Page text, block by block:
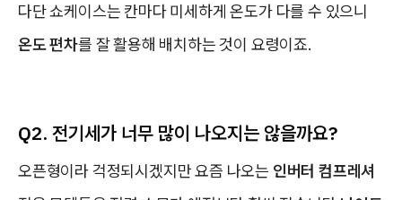
다단 쇼케이스는 칸마다 미세하게 온도가 다를 수 있으니
온도 편차를 잘 활용해 배치하는 것이 요령이죠.
Q2. 전기세가 너무 많이 나오지는 않을까요?
오픈형이라 걱정되시겠지만 요즘 나오는 인버터 컴프레셔